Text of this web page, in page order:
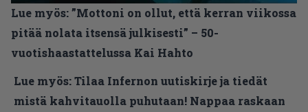
Lue myös:”Mottoni on ollut, että kerran viikossa
pitää nolata itsensä julkisesti” – 50-
vuotishaastattelussa Kai Hahto
Lue myös:Tilaa Infernon uutiskirje ja tiedät
mistä kahvitauolla puhutaan! Nappaa raskaan